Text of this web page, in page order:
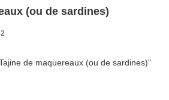
(ou de sardines)